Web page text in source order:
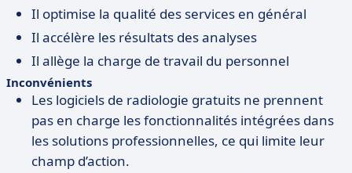
Il optimise la qualité des services en général
Il accélère les résultats des analyses
Il allège la charge de travail du personnel
Inconvénients
Les logiciels de radiologie gratuits ne prennent
pas en charge les fonctionnalités intégrées dans
les solutions professionnelles, ce qui limite leur
champ d’action.